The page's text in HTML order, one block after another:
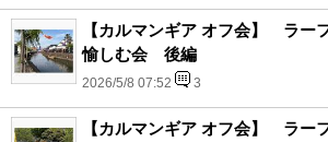
【カルマンギア オフ会】 ラー
愉しむ会 後編
2026/5/8 07:52 3
【カルマンギア オフ会】 ラー